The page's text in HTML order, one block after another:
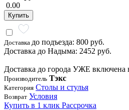
0.00
Купить
Доставка до подъезда: 800 руб.
Доставка до Надыма: 2452 руб.
Доставка до города УЖЕ включена
Производитель Тэкс
Категория Столы и стулья
Возврат Условия
Купить в 1 клик Рассрочка